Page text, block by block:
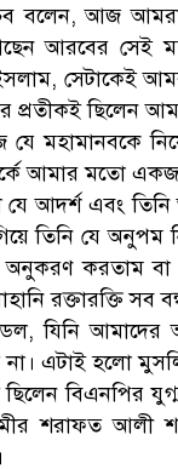
বলেন, আজ আমরা
আরবের সেই
সেটাকেই
ছিলেন
মহামানবকে
আমার মতো একজন
আদর্শ এবং তিনি
তিনি যে অনুপম
অনুকরণ করতাম
রক্তারক্তি সব
যিনি
এটাই হলো
বিএনপির
মীর শরাফত আলী